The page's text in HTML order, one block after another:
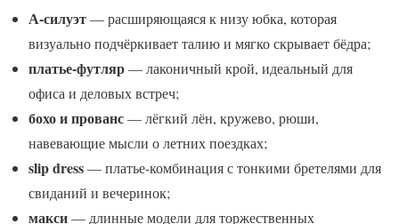
А-силуэт— расширяющаяся к низу юбка, которая
визуально подчёркивает талию и мягко скрывает бёдра;
платье-футляр— лаконичный крой, идеальный для
офиса и деловых встреч;
бохо и прованс— лёгкий лён, кружево, рюши,
навевающие мысли о летних поездках;
slip dress— платье-комбинация с тонкими бретелями для
свиданий и вечеринок;
макси— длинные модели для торжественных